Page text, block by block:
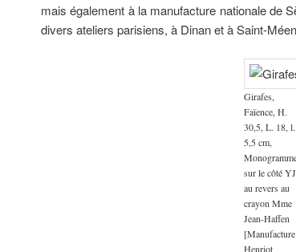
mais également à la manufacture nationale de
divers ateliers parisiens, à Dinan et à Saint-
Girafes,
Faïence, H.
30,5, L. 18, l.
5,5 cm,
sur le côté
au revers au
crayon Mme
Jean-Haffen
[Manufacture
Henriot